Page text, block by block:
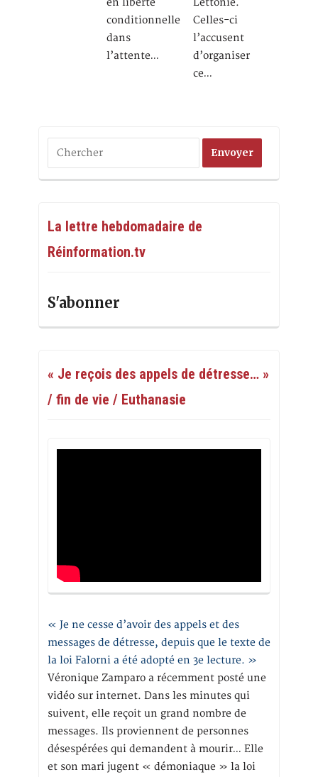
en liberté
conditionnelle
dans
l’attente…
Lettonie.
Celles-ci
l’accusent
d’organiser
ce…
La lettre hebdomadaire de
Réinformation.tv
S'abonner
« Je reçois des appels de détresse… »
/ fin de vie / Euthanasie
« Je ne cesse d’avoir des appels et des
messages de détresse, depuis que le texte de
la loi Falorni a été adopté en 3e lecture. »
Véronique Zamparo a récemment posté une
vidéo sur internet. Dans les minutes qui
suivent, elle reçoit un grand nombre de
messages. Ils proviennent de personnes
désespérées qui demandent à mourir… Elle
et son mari jugent « démoniaque » la loi